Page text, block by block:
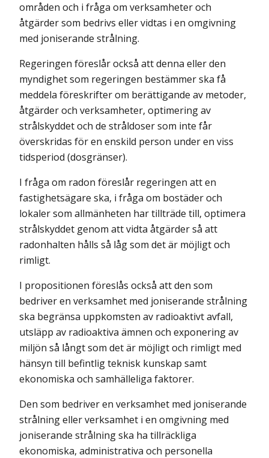
områden och i fråga om verksamheter och
åtgärder som bedrivs eller vidtas i en omgivning
med joniserande strålning.
Regeringen föreslår också att denna eller den
myndighet som regeringen bestämmer ska få
meddela föreskrifter om berättigande av metoder,
åtgärder och verksamheter, optimering av
strålskyddet och de stråldoser som inte får
överskridas för en enskild person under en viss
tidsperiod (dosgränser).
I fråga om radon föreslår regeringen att en
fastighetsägare ska, i fråga om bostäder och
lokaler som allmänheten har tillträde till, optimera
strålskyddet genom att vidta åtgärder så att
radonhalten hålls så låg som det är möjligt och
rimligt.
I propositionen föreslås också att den som
bedriver en verksamhet med joniserande strålning
ska begränsa uppkomsten av radioaktivt avfall,
utsläpp av radioaktiva ämnen och exponering av
miljön så långt som det är möjligt och rimligt med
hänsyn till befintlig teknisk kunskap samt
ekonomiska och samhälleliga faktorer.
Den som bedriver en verksamhet med joniserande
strålning eller verksamhet i en omgivning med
joniserande strålning ska ha tillräckliga
ekonomiska, administrativa och personella